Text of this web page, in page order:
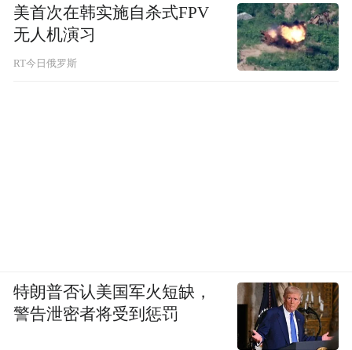
美首次在韩实施自杀式FPV
无人机演习
RT今日俄罗斯
特朗普否认美国军火短缺，
警告泄密者将受到惩罚